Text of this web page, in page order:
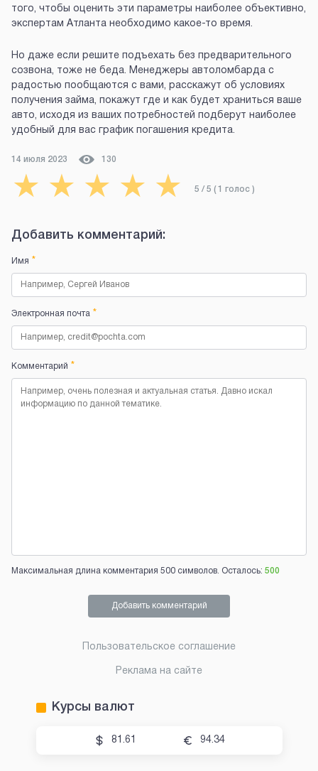
того, чтобы оценить эти параметры наиболее объективно,
экспертам Атланта необходимо какое-то время.
Но даже если решите подъехать без предварительного
созвона, тоже не беда. Менеджеры автоломбарда с
радостью пообщаются с вами, расскажут об условиях
получения займа, покажут где и как будет храниться ваше
авто, исходя из ваших потребностей подберут наиболее
удобный для вас график погашения кредита.
14 июля 2023 130
★ ★ ★ ★ ★ 5 / 5 ( 1 голос )
Добавить комментарий:
Имя *
Электронная почта *
Комментарий *
Максимальная длина комментария 500 символов. Осталось: 500
Добавить комментарий
Пользовательское соглашение
Реклама на сайте
Курсы валют
81.61 94.34